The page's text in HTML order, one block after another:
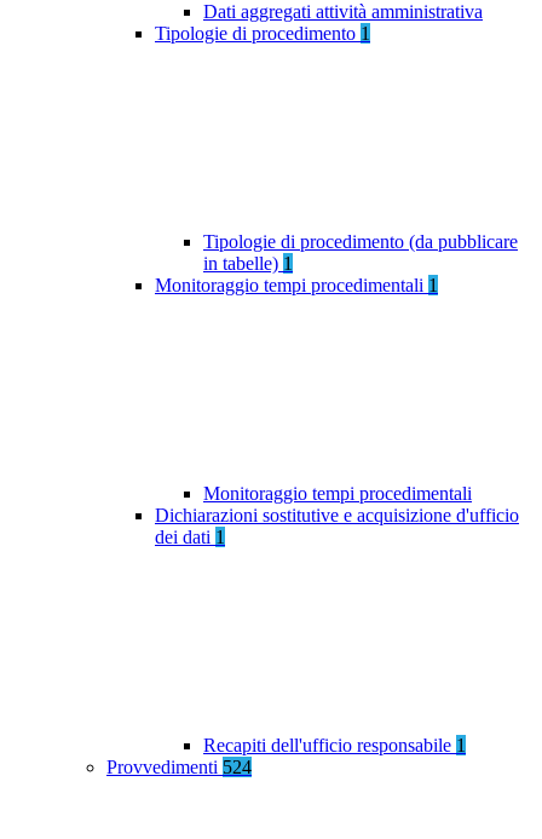
Dati aggregati attività amministrativa
Tipologie di procedimento 1
Tipologie di procedimento (da pubblicare
in tabelle) 1
Monitoraggio tempi procedimentali 1
Monitoraggio tempi procedimentali
Dichiarazioni sostitutive e acquisizione d'ufficio
dei dati 1
Recapiti dell'ufficio responsabile 1
Provvedimenti 524